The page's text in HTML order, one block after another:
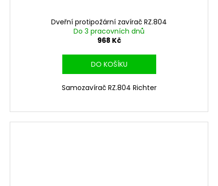
Dveřní protipožární zavírač RZ.804
Do 3 pracovních dnů
968 Kč
DO KOŠÍKU
Samozavírač RZ.804 Richter